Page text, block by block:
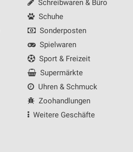
Schreibwaren & Büro
Schuhe
Sonderposten
Spielwaren
Sport & Freizeit
Supermärkte
Uhren & Schmuck
Zoohandlungen
Weitere Geschäfte